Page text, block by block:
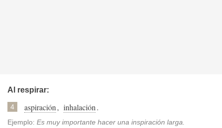
Al respirar:
4 aspiración, inhalación.
Ejemplo: Es muy importante hacer una inspiración larga.